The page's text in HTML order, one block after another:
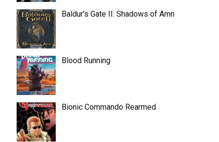
Baldur’s Gate II: Shadows of Amn
Blood Running
Bionic Commando Rearmed